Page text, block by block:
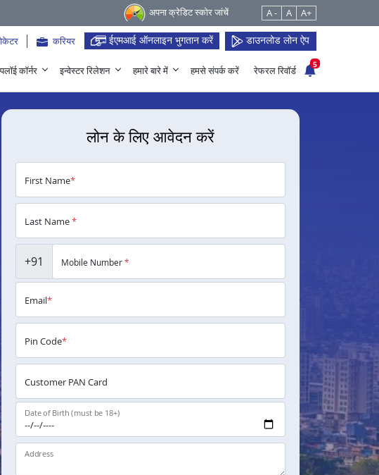
अपना क्रेडिट स्कोर जांचें A - A A+
करियर ईएमआई ऑनलाइन भुगतान करें डाउनलोड लोन ऐप
कॉर्नर इन्वेस्टर रिलेशन हमारे बारे में हमसे संपर्क करें रेफरल रिवॉर्ड
5
लोन के लिए आवेदन करें
First Name*
Last Name*
+91 Mobile Number*
Email*
Pin Code*
Customer PAN Card
Date of Birth (must be 18+)
Address